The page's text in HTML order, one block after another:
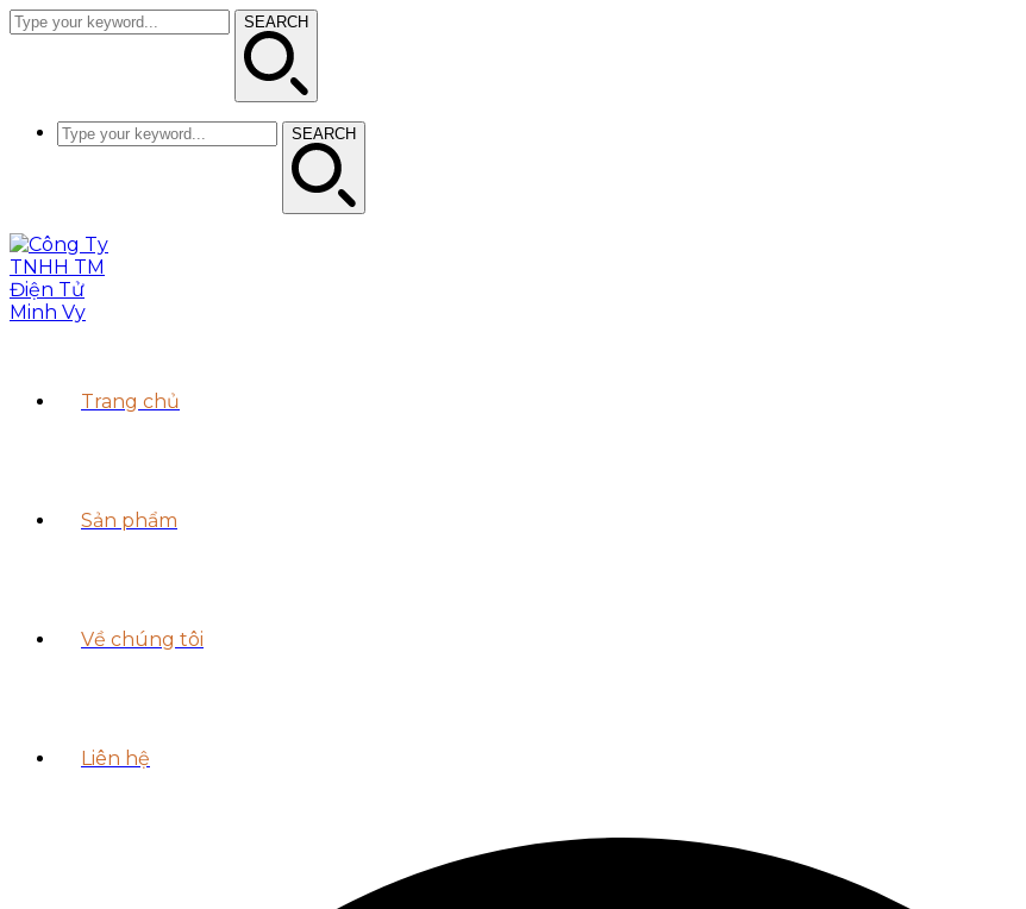
SEARCH
SEARCH
Trang chủ
Sản phẩm
Về chúng tôi
Liên hệ